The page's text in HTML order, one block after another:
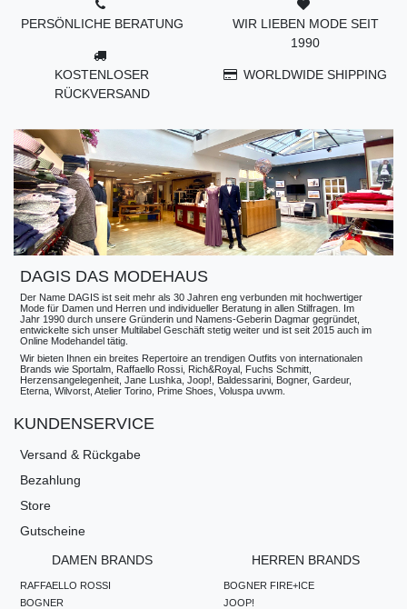
PERSÖNLICHE BERATUNG
KOSTENLOSER
RÜCKVERSAND
WIR LIEBEN MODE SEIT
1990
WORLDWIDE SHIPPING
DAGIS DAS MODEHAUS
Der Name DAGIS ist seit mehr als 30 Jahren eng verbunden mit hochwertiger
Mode für Damen und Herren und individueller Beratung in allen Stilfragen. Im
Jahr 1990 durch unsere Gründerin und Namens-Geberin Dagmar gegründet,
entwickelte sich unser Multilabel Geschäft stetig weiter und ist seit 2015 auch im
Online Modehandel tätig.
Wir bieten Ihnen ein breites Repertoire an trendigen Outfits von internationalen
Brands wie Sportalm, Raffaello Rossi, Rich&Royal, Fuchs Schmitt,
Herzensangelegenheit, Jane Lushka, Joop!, Baldessarini, Bogner, Gardeur,
Eterna, Wilvorst, Atelier Torino, Prime Shoes, Voluspa uvwm.
KUNDENSERVICE
Versand & Rückgabe
Bezahlung
Store
Gutscheine
DAMEN BRANDS
RAFFAELLO ROSSI
BOGNER
HERREN BRANDS
BOGNER FIRE+ICE
JOOP!